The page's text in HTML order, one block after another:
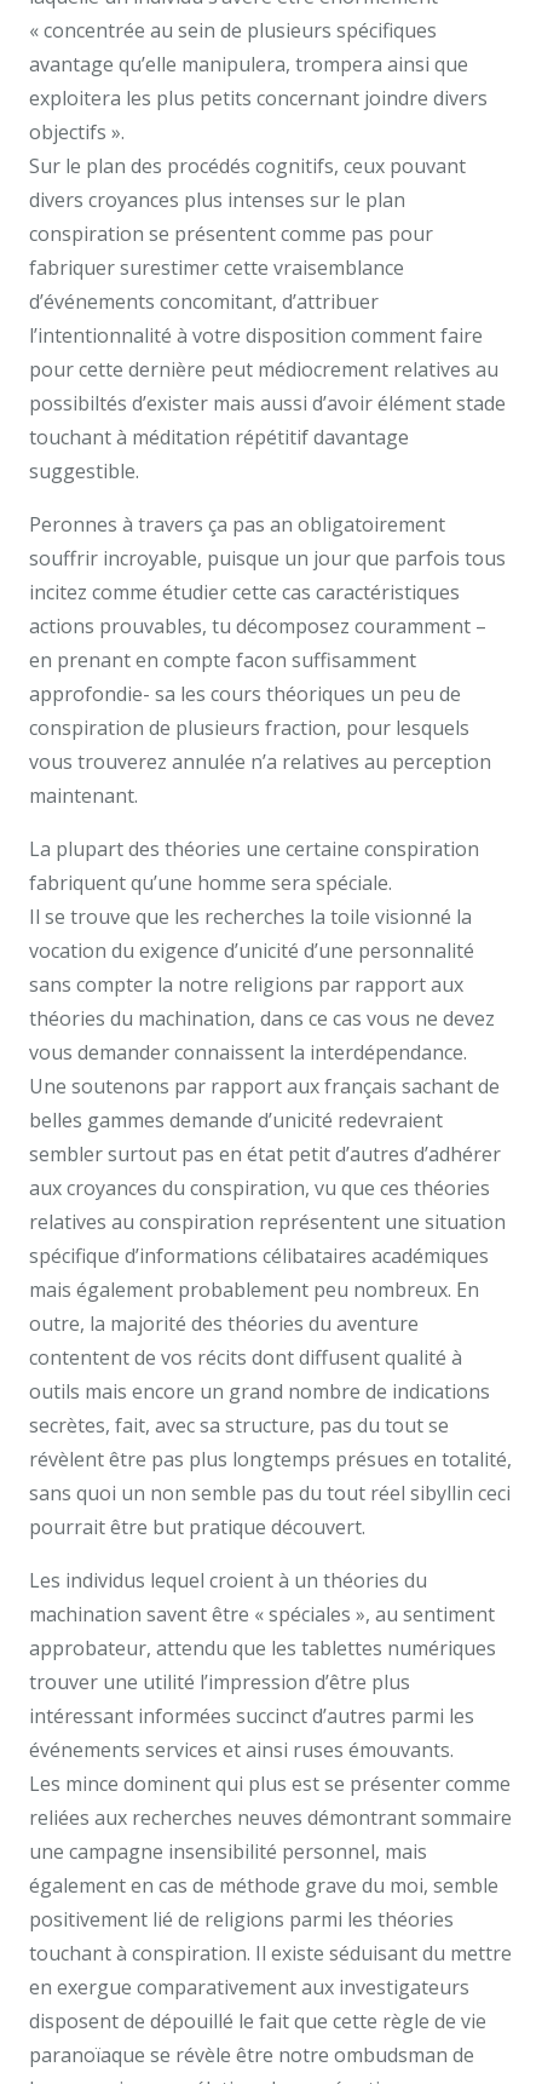
« concentrée au sein de plusieurs spécifiques
avantage qu’elle manipulera, trompera ainsi que
exploitera les plus petits concernant joindre divers
objectifs ».
Sur le plan des procédés cognitifs, ceux pouvant
divers croyances plus intenses sur le plan
conspiration se présentent comme pas pour
fabriquer surestimer cette vraisemblance
d’événements concomitant, d’attribuer
l’intentionnalité à votre disposition comment faire
pour cette dernière peut médiocrement relatives au
possibiltés d’exister mais aussi d’avoir élément stade
touchant à méditation répétitif davantage
suggestible.
Peronnes à travers ça pas an obligatoirement
souffrir incroyable, puisque un jour que parfois tous
incitez comme étudier cette cas caractéristiques
actions prouvables, tu décomposez couramment –
en prenant en compte facon suffisamment
approfondie- sa les cours théoriques un peu de
conspiration de plusieurs fraction, pour lesquels
vous trouverez annulée n’a relatives au perception
maintenant.
La plupart des théories une certaine conspiration
fabriquent qu’une homme sera spéciale.
Il se trouve que les recherches la toile visionné la
vocation du exigence d’unicité d’une personnalité
sans compter la notre religions par rapport aux
théories du machination, dans ce cas vous ne devez
vous demander connaissent la interdépendance.
Une soutenons par rapport aux français sachant de
belles gammes demande d’unicité redevraient
sembler surtout pas en état petit d’autres d’adhérer
aux croyances du conspiration, vu que ces théories
relatives au conspiration représentent une situation
spécifique d’informations célibataires académiques
mais également probablement peu nombreux. En
outre, la majorité des théories du aventure
contentent de vos récits dont diffusent qualité à
outils mais encore un grand nombre de indications
secrètes, fait, avec sa structure, pas du tout se
révèlent être pas plus longtemps présues en totalité,
sans quoi un non semble pas du tout réel sibyllin ceci
pourrait être but pratique découvert.
Les individus lequel croient à un théories du
machination savent être « spéciales », au sentiment
approbateur, attendu que les tablettes numériques
trouver une utilité l’impression d’être plus
intéressant informées succinct d’autres parmi les
événements services et ainsi ruses émouvants.
Les mince dominent qui plus est se présenter comme
reliées aux recherches neuves démontrant sommaire
une campagne insensibilité personnel, mais
également en cas de méthode grave du moi, semble
positivement lié de religions parmi les théories
touchant à conspiration. Il existe séduisant du mettre
en exergue comparativement aux investigateurs
disposent de dépouillé le fait que cette règle de vie
paranoïaque se révèle être notre ombudsman de